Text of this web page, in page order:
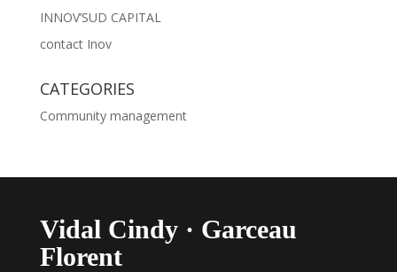
INNOV’SUD CAPITAL
contact Inov
CATEGORIES
Community management
Vidal Cindy · Garceau
Florent